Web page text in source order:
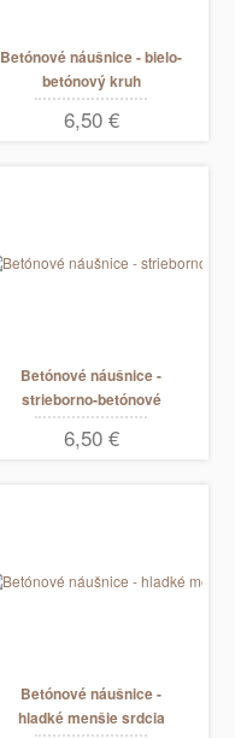
Betónové náušnice - bielo-
betónový kruh
6,50 €
Betónové náušnice -
strieborno-betónové
polgule
6,50 €
Betónové náušnice -
hladké menšie srdcia